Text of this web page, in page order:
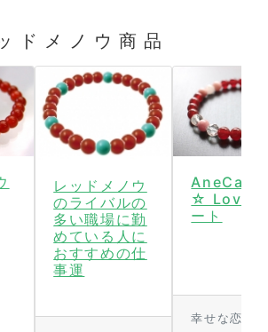
ドメノウ商品
レッドメノウ
のライバルの
多い職場に勤
めている人に
おすすめの仕
事運
AneCan
☆ Loveサ
ート
幸せな恋愛